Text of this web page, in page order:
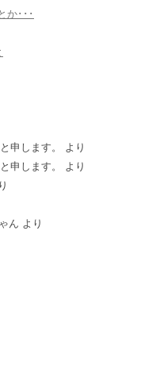
か･･･
申します。
より
申します。
より
ん より